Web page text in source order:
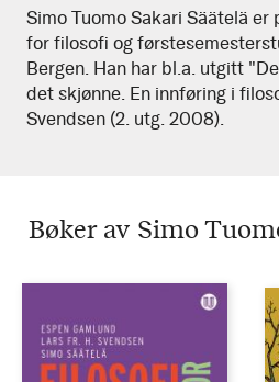
Simo
Tuomo
Sakari
Säätelä
Simo Tuomo Sakari Säätelä
for filosofi og
Bergen. Han har bl.a. utgitt
det skjønne. En innføring i
Svendsen (2. utg. 2008).
Bøker av Simo